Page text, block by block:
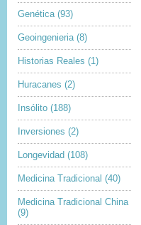
Genética (93)
Geoingenieria (8)
Historias Reales (1)
Huracanes (2)
Insólito (188)
Inversiones (2)
Longevidad (108)
Medicina Tradicional (40)
Medicina Tradicional China
(9)